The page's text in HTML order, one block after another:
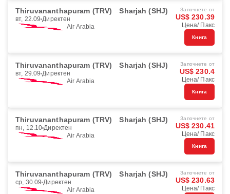
Thiruvananthapuram (TRV) Sharjah (SHJ)
вт, 22.09 Директен
Air Arabia
Започнете от
US$ 230.39
Цена/ Пакс
Книга
Thiruvananthapuram (TRV) Sharjah (SHJ)
вт, 29.09 Директен
Air Arabia
Започнете от
US$ 230.4
Цена/ Пакс
Книга
Thiruvananthapuram (TRV) Sharjah (SHJ)
пн, 12.10 Директен
Air Arabia
Започнете от
US$ 230.41
Цена/ Пакс
Книга
Thiruvananthapuram (TRV) Sharjah (SHJ)
ср, 30.09 Директен
Air Arabia
Започнете от
US$ 230.63
Цена/ Пакс